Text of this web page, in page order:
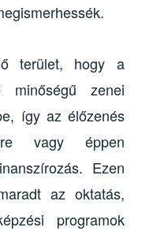
terület, hogy a
minőségű zenei
így az élőzenés
vagy éppen
Ezen
az oktatás,
programok